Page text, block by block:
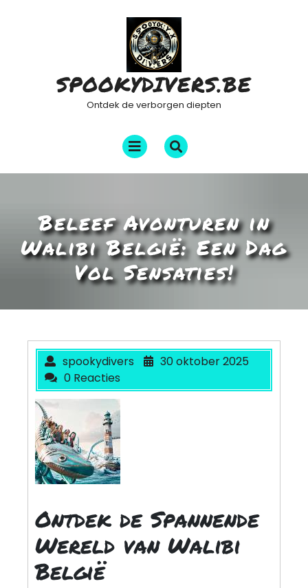
SPOOKYDIVERS.BE
Ontdek de verborgen diepten
Menu
openen
Beleef Avonturen in
Walibi België: Een Dag
Vol Sensaties!
spookydivers
30 oktober 2025
0 Reacties
Ontdek de Spannende
Wereld van Walibi
België